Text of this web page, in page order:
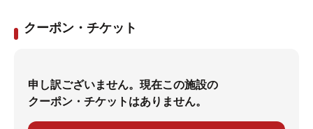
クーポン・チケット
申し訳ございません。現在この施設の
クーポン・チケットはありません。